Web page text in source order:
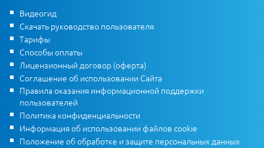
Видеогид
Скачать руководство пользователя
Тарифы
Способы оплаты
Лицензионный договор (оферта)
Соглашение об использовании Сайта
Правила оказания информационной поддержки
пользователей
Политика конфиденциальности
Информация об использовании файлов cookie
Положение об обработке и защите персональных данных